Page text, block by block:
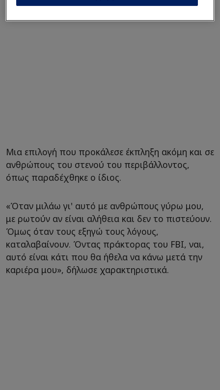
Μια επιλογή που προκάλεσε έκπληξη ακόμη και σε
ανθρώπους του στενού του περιβάλλοντος,
όπως παραδέχθηκε ο ίδιος.
«Όταν μιλάω γι' αυτό με ανθρώπους γύρω μου,
με ρωτούν αν είναι αλήθεια και δεν το πιστεύουν.
Όμως όταν τους εξηγώ τους λόγους,
καταλαβαίνουν. Όντας πράκτορας του FBI, ναι,
αυτό είναι κάτι που θα ήθελα να κάνω μετά την
καριέρα μου», δήλωσε χαρακτηριστικά.